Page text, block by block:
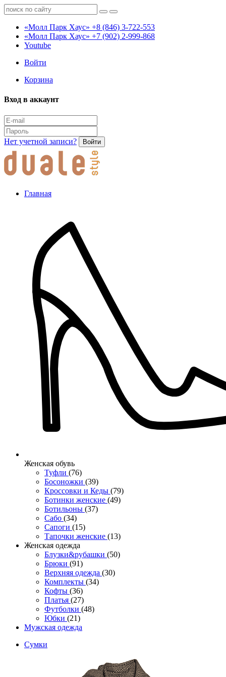
«Молл Парк Хаус» +8 (846) 3-722-553
«Молл Парк Хаус» +7 (902) 2-999-868
Youtube
Войти
Корзина
Вход в аккаунт
Нет учетной записи? Войти
Главная
Женcкая обувь
Туфли (76)
Босоножки (39)
Кроссовки и Кеды (79)
Ботинки женские (49)
Ботильоны (37)
Сабо (34)
Сапоги (15)
Тапочки женские (13)
Женская одежда
Блузки&рубашки (50)
Брюки (91)
Верхняя одежда (30)
Комплекты (34)
Кофты (36)
Платья (27)
Футболки (48)
Юбки (21)
Мужская одежда
Сумки